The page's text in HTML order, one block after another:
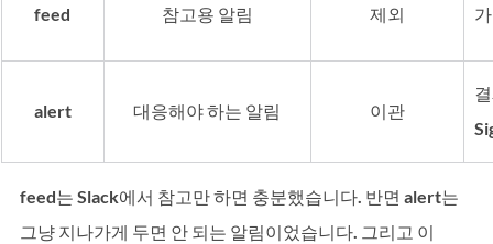
feed 참고용 알림 제외
alert 대응해야 하는 알림 이관
feed는 Slack에서 참고만 하면 충분했습니다. 반면 alert는
그냥 지나가게 두면 안 되는 알림이었습니다. 그리고 이